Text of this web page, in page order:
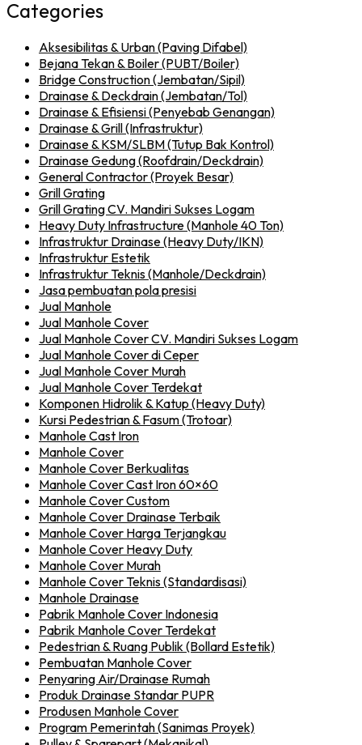
Categories
Aksesibilitas & Urban (Paving Difabel)
Bejana Tekan & Boiler (PUBT/Boiler)
Bridge Construction (Jembatan/Sipil)
Drainase & Deckdrain (Jembatan/Tol)
Drainase & Efisiensi (Penyebab Genangan)
Drainase & Grill (Infrastruktur)
Drainase & KSM/SLBM (Tutup Bak Kontrol)
Drainase Gedung (Roofdrain/Deckdrain)
General Contractor (Proyek Besar)
Grill Grating
Grill Grating CV. Mandiri Sukses Logam
Heavy Duty Infrastructure (Manhole 40 Ton)
Infrastruktur Drainase (Heavy Duty/IKN)
Infrastruktur Estetik
Infrastruktur Teknis (Manhole/Deckdrain)
Jasa pembuatan pola presisi
Jual Manhole
Jual Manhole Cover
Jual Manhole Cover CV. Mandiri Sukses Logam
Jual Manhole Cover di Ceper
Jual Manhole Cover Murah
Jual Manhole Cover Terdekat
Komponen Hidrolik & Katup (Heavy Duty)
Kursi Pedestrian & Fasum (Trotoar)
Manhole Cast Iron
Manhole Cover
Manhole Cover Berkualitas
Manhole Cover Cast Iron 60×60
Manhole Cover Custom
Manhole Cover Drainase Terbaik
Manhole Cover Harga Terjangkau
Manhole Cover Heavy Duty
Manhole Cover Murah
Manhole Cover Teknis (Standardisasi)
Manhole Drainase
Pabrik Manhole Cover Indonesia
Pabrik Manhole Cover Terdekat
Pedestrian & Ruang Publik (Bollard Estetik)
Pembuatan Manhole Cover
Penyaring Air/Drainase Rumah
Produk Drainase Standar PUPR
Produsen Manhole Cover
Program Pemerintah (Sanimas Proyek)